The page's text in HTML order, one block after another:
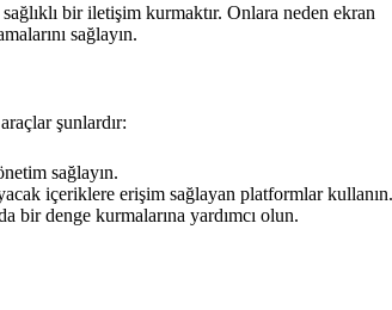
bir iletişim kurmaktır. Onlara neden ekran
sağlayın.
şunlardır:
sağlayın.
içeriklere erişim sağlayan platformlar kullanın.
bir denge kurmalarına yardımcı olun.